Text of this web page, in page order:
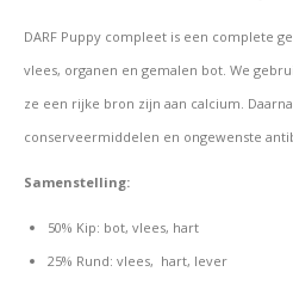
DARF Puppy compleet is een complete
vlees, organen en gemalen bot. We
ze een rijke bron zijn aan calcium.
conserveermiddelen en ongewenste
Samenstelling:
50% Kip: bot, vlees, hart
25% Rund: vlees, hart, lever